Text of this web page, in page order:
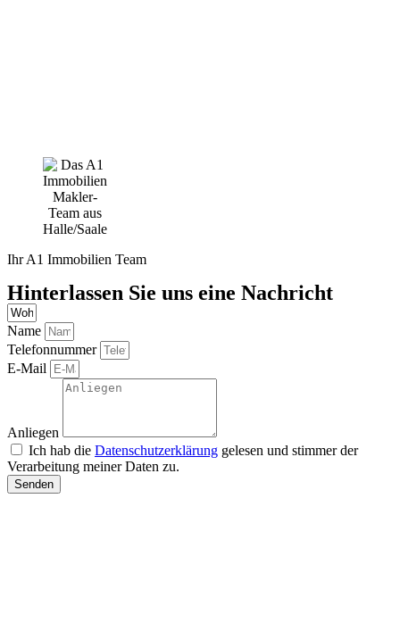
Ihr A1 Immobilien Team
Hinterlassen Sie uns eine Nachricht
Name
Telefonnummer
E-Mail
Anliegen
Ich hab die Datenschutzerklärung gelesen und stimmer der
Verarbeitung meiner Daten zu.
Senden